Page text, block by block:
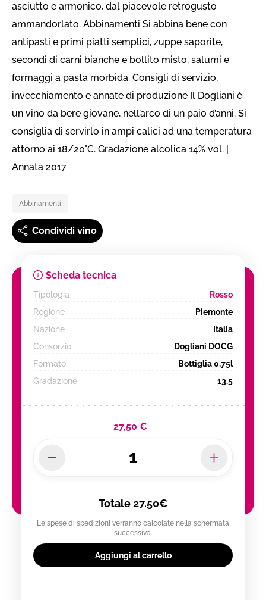
asciutto e armonico, dal piacevole retrogusto
ammandorlato. Abbinamenti Si abbina bene con
antipasti e primi piatti semplici, zuppe saporite,
secondi di carni bianche e bollito misto, salumi e
formaggi a pasta morbida. Consigli di servizio,
invecchiamento e annate di produzione Il Dogliani è
un vino da bere giovane, nell’arco di un paio d’anni. Si
consiglia di servirlo in ampi calici ad una temperatura
attorno ai 18/20°C. Gradazione alcolica 14% vol. |
Annata 2017
Abbinamenti
Condividi vino
Scheda tecnica
Tipologia
Rosso
Regione
Piemonte
Nazione
Italia
Consorzio
Dogliani DOCG
Formato
Bottiglia 0,75l
Gradazione
13.5
27,50 €
Totale27.50€
Le spese di spedizioni verranno calcolate nella schermata
successiva.
Aggiungi al carrello